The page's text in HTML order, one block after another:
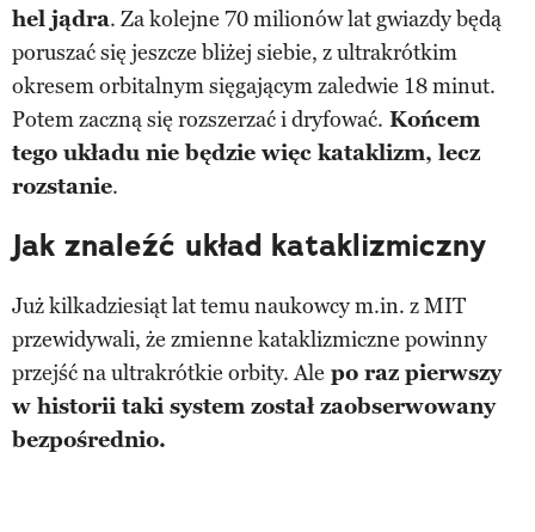
hel jądra. Za kolejne 70 milionów lat gwiazdy będą
poruszać się jeszcze bliżej siebie, z ultrakrótkim
okresem orbitalnym sięgającym zaledwie 18 minut.
Potem zaczną się rozszerzać i dryfować. Końcem
tego układu nie będzie więc kataklizm, lecz
rozstanie.
Jak znaleźć układ kataklizmiczny
Już kilkadziesiąt lat temu naukowcy m.in. z MIT
przewidywali, że zmienne kataklizmiczne powinny
przejść na ultrakrótkie orbity. Ale po raz pierwszy
w historii taki system został zaobserwowany
bezpośrednio.